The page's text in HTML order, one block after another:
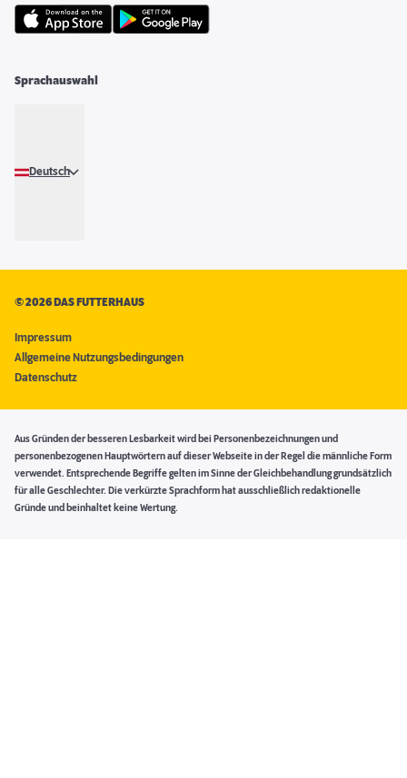
Sprachauswahl
Deutsch
©2026 DAS FUTTERHAUS
Impressum
Allgemeine Nutzungsbedingungen
Datenschutz
Aus Gründen der besseren Lesbarkeit wird bei Personenbezeichnungen und
personenbezogenen Hauptwörtern auf dieser Webseite in der Regel die männliche Form
verwendet. Entsprechende Begriffe gelten im Sinne der Gleichbehandlung grundsätzlich
für alle Geschlechter. Die verkürzte Sprachform hat ausschließlich redaktionelle
Gründe und beinhaltet keine Wertung.